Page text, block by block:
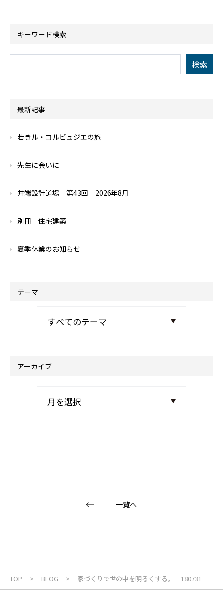
キーワード検索
最新記事
若きル・コルビュジエの旅
先生に会いに
井端設計道場 第43回 2026年8月
別冊 住宅建築
夏季休業のお知らせ
テーマ
アーカイブ
一覧へ
TOP BLOG 家づくりで世の中を明るくする。 180731